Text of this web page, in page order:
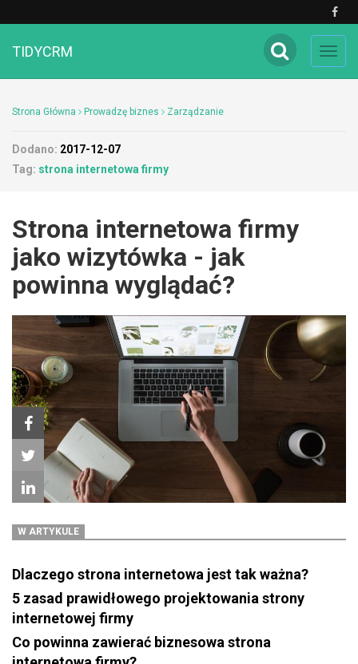
TIDYCRM
Strona Główna Prowadzę biznes Zarządzanie
Dodano: 2017-12-07
Tag: strona internetowa firmy
Strona internetowa firmy
jako wizytówka - jak
powinna wyglądać?
W ARTYKULE
Dlaczego strona internetowa jest tak ważna?
5 zasad prawidłowego projektowania strony
internetowej firmy
Co powinna zawierać biznesowa strona